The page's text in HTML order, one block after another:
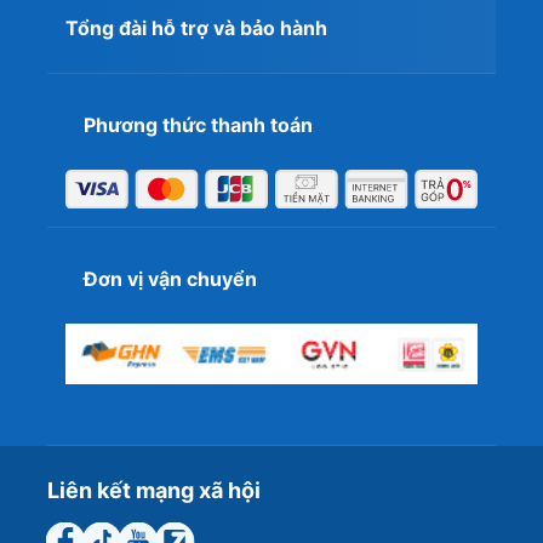
sự lựa chọn tốt đến người dùng bởi sự cao cấp từ ngoại
hình lẫn cấu hình bên trong mà chiếc Macbook này mang
lại. Con chip M1 hiện vẫn khiến fan Mac đứng đứng ngồi
hãng.
Tổng đài hỗ trợ và bảo hành
Phương thức thanh toán
Đơn vị vận chuyển
Liên kết mạng xã hội